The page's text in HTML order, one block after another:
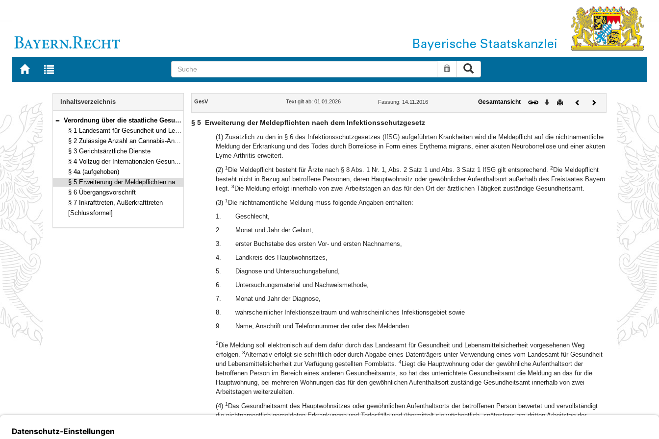
Zur
BAYERN.RECHT
Zur
letzten
Suche zurücksetzen
Navigation
Inhaltsverzeichnis
Bereich reduzieren
Verordnung über die staatliche Gesundheitsverwaltung und den öffentlichen Gesundheitsschutz (GesV) Vom 14. November 2016 (GVBl. S. 326) BayRS 2120-10-G (§§ 1–7)
§ 1 Landesamt für Gesundheit und Lebensmittelsicherheit
§ 2 Zulässige Anzahl an Cannabis-Anbauvereinigungen
§ 3 Gerichtsärztliche Dienste
§ 4 Vollzug der Internationalen Gesundheitsvorschriften
§ 4a (aufgehoben)
§ 5 Erweiterung der Meldepflichten nach dem Infektionsschutzgesetz
§ 6 Übergangsvorschrift
§ 7 Inkrafttreten, Außerkrafttreten
[Schlussformel]
Inhalt
GesV Text gilt ab: 01.01.2026 Fassung: 14.11.2016 Gesamtansicht Download
DruckenVorherigesNächstes
Dokument
§ 5 Erweiterung der Meldepflichten nach dem Infektionsschutzgesetz
(1) Zusätzlich zu den in § 6 des Infektionsschutzgesetzes (IfSG) aufgeführten Krankheiten wird die Meldepflicht auf die nichtnamentliche
Meldung der Erkrankung und des Todes durch Borreliose in Form eines Erythema migrans, einer akuten Neuroborreliose und einer akuten
Lyme-Arthritis erweitert.
(2) 1 Die Meldepflicht besteht für Ärzte nach § 8 Abs. 1 Nr. 1, Abs. 2 Satz 1 und Abs. 3 Satz 1 IfSG gilt entsprechend. 2 Die Meldepflicht
besteht nicht in Bezug auf betroffene Personen, deren Hauptwohnsitz oder gewöhnlicher Aufenthaltsort außerhalb des Freistaates Bayern
liegt. 3 Die Meldung erfolgt innerhalb von zwei Arbeitstagen an das für den Ort der ärztlichen Tätigkeit zuständige Gesundheitsamt.
(3) 1 Die nichtnamentliche Meldung muss folgende Angaben enthalten:
1.
Geschlecht,
2.
Monat und Jahr der Geburt,
3.
erster Buchstabe des ersten Vor- und ersten Nachnamens,
4.
Landkreis des Hauptwohnsitzes,
5.
Diagnose und Untersuchungsbefund,
6.
Untersuchungsmaterial und Nachweismethode,
7.
Monat und Jahr der Diagnose,
8.
wahrscheinlicher Infektionszeitraum und wahrscheinliches Infektionsgebiet sowie
9.
Name, Anschrift und Telefonnummer der oder des Meldenden.
2 Die Meldung soll elektronisch auf dem dafür durch das Landesamt für Gesundheit und Lebensmittelsicherheit vorgesehenen Weg
erfolgen. 3Alternativ erfolgt sie schriftlich oder durch Abgabe eines Datenträgers unter Verwendung eines vom Landesamt für Gesundheit
und Lebensmittelsicherheit zur Verfügung gestellten Formblatts. 4Liegt die Hauptwohnung oder der gewöhnliche Aufenthaltsort der
betroffenen Person im Bereich eines anderen Gesundheitsamts, so hat das unterrichtete Gesundheitsamt die Meldung an das für die
Hauptwohnung, bei mehreren Wohnungen das für den gewöhnlichen Aufenthaltsort zuständige Gesundheitsamt innerhalb von zwei
Arbeitstagen weiterzuleiten.
(4) 1 Das Gesundheitsamt des Hauptwohnsitzes oder gewöhnlichen Aufenthaltsorts der betroffenen Person bewertet und vervollständigt
die nichtnamentlich gemeldeten Erkrankungen und Todesfälle und übermittelt sie wöchentlich, spätestens am dritten Arbeitstag der